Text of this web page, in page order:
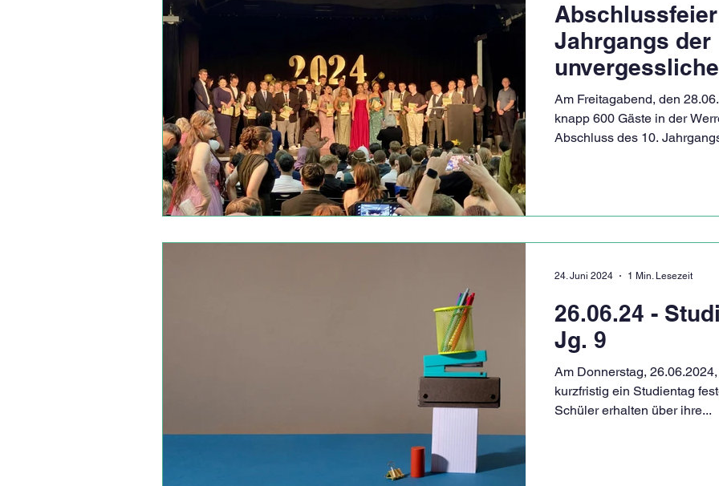
Jahrgangs der
Am Freitagabend, den
knapp 600 Gäste in der
Abschluss des 10.
26.06.24 -
Jg. 9
Am Donnerstag,
kurzfristig ein Studientag
Schüler erhalten über ihre...
24. Juni 2024 1 Min. Lesezeit